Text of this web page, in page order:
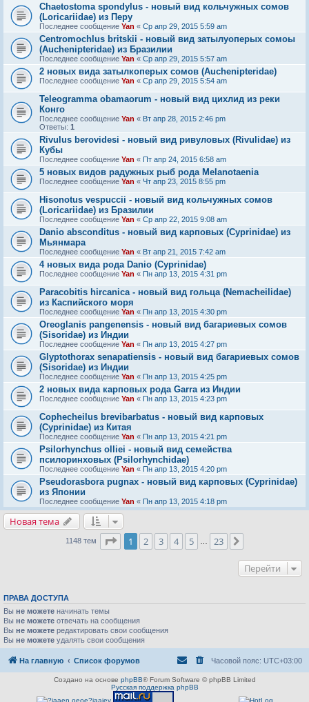
Chaetostoma spondylus - новый вид кольчужных сомов
(Loricariidae) из Перу
Последнее сообщение Yan « Ср апр 29, 2015 5:59 am
Centromochlus britskii - новый вид затылуоперых сомоы
(Auchenipteridae) из Бразилии
Последнее сообщение Yan « Ср апр 29, 2015 5:57 am
2 новых вида затылкоперых сомов (Auchenipteridae)
Последнее сообщение Yan « Ср апр 29, 2015 5:54 am
Teleogramma obamaorum - новый вид цихлид из реки
Конго
Последнее сообщение Yan « Вт апр 28, 2015 2:46 pm
Ответы: 1
Rivulus berovidesi - новый вид ривуловых (Rivulidae) из
Кубы
Последнее сообщение Yan « Пт апр 24, 2015 6:58 am
5 новых видов радужных рыб рода Melanotaenia
Последнее сообщение Yan « Чт апр 23, 2015 8:55 pm
Hisonotus vespuccii - новый вид кольчужных сомов
(Loricariidae) из Бразилии
Последнее сообщение Yan « Ср апр 22, 2015 9:08 am
Danio absconditus - новый вид карповых (Cyprinidae) из
Мьянмара
Последнее сообщение Yan « Вт апр 21, 2015 7:42 am
4 новых вида рода Danio (Cyprinidae)
Последнее сообщение Yan « Пн апр 13, 2015 4:31 pm
Paracobitis hircanica - новый вид гольца (Nemacheilidae)
из Каспийского моря
Последнее сообщение Yan « Пн апр 13, 2015 4:30 pm
Oreoglanis pangenensis - новый вид багариевых сомов
(Sisoridae) из Индии
Последнее сообщение Yan « Пн апр 13, 2015 4:27 pm
Glyptothorax senapatiensis - новый вид багариевых сомов
(Sisoridae) из Индии
Последнее сообщение Yan « Пн апр 13, 2015 4:25 pm
2 новых вида карповых рода Garra из Индии
Последнее сообщение Yan « Пн апр 13, 2015 4:23 pm
Cophecheilus brevibarbatus - новый вид карповых
(Cyprinidae) из Китая
Последнее сообщение Yan « Пн апр 13, 2015 4:21 pm
Psilorhynchus olliei - новый вид семейства
псилоринховых (Psilorhynchidae)
Последнее сообщение Yan « Пн апр 13, 2015 4:20 pm
Pseudorasbora pugnax - новый вид карповых (Cyprinidae)
из Японии
Последнее сообщение Yan « Пн апр 13, 2015 4:18 pm
Новая тема
1148 тем Страница1 из
1 2 3 4 5 23
Перейти
ПРАВА ДОСТУПА
Вы не можете начинать темы
Вы не можете отвечать на сообщения
Вы не можете редактировать свои сообщения
Вы не можете удалять свои сообщения
На главную Список форумов Часовой пояс: UTC+03:00
Создано на основе phpBB® Forum Software © phpBB Limited
Русская поддержка phpBB